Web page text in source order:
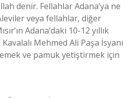
denir. Fellahlar Adana’ya ne
veya fellahlar, diğer
Adana’daki 10-12 yıllık
Mehmed Ali Paşa İsyanı
ve pamuk yetiştirmek için